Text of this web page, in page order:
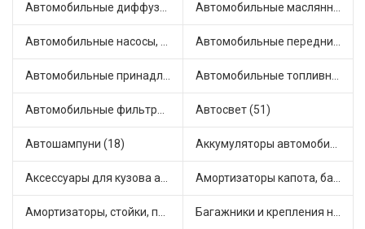
Автомобильные диффузоры и вентиляторы (4) Автомобильные маслянные насосы (9)
Автомобильные насосы, компрессоры и манометры (1) Автомобильные передние фары (12)
Автомобильные принадлежности и аксессуары (6) Автомобильные топливные насосы (17)
Автомобильные фильтры (1) Автосвет (51)
Автошампуни (18) Аккумуляторы автомобильные (2)
Аксессуары для кузова автомобиля (1) Амортизаторы капота, багажника (6)
Амортизаторы, стойки, подушки стоек (36) Багажники и крепления на крышу (1)